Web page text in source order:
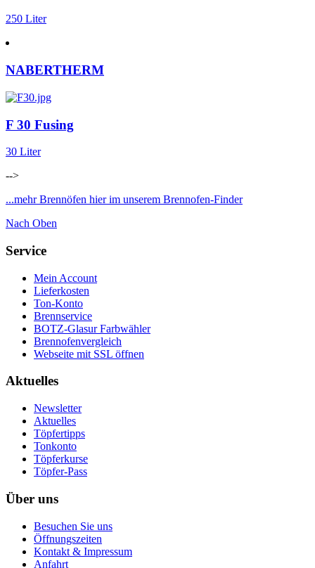
250 Liter
NABERTHERM
F 30 Fusing
30 Liter
-->
...mehr Brennöfen hier im unserem Brennofen-Finder
Nach Oben
Service
Mein Account
Lieferkosten
Ton-Konto
Brennservice
BOTZ-Glasur Farbwähler
Brennofenvergleich
Webseite mit SSL öffnen
Aktuelles
Newsletter
Aktuelles
Töpfertipps
Tonkonto
Töpferkurse
Töpfer-Pass
Über uns
Besuchen Sie uns
Öffnungszeiten
Kontakt & Impressum
Anfahrt